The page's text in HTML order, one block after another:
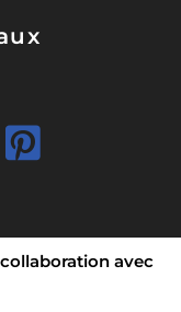
avec